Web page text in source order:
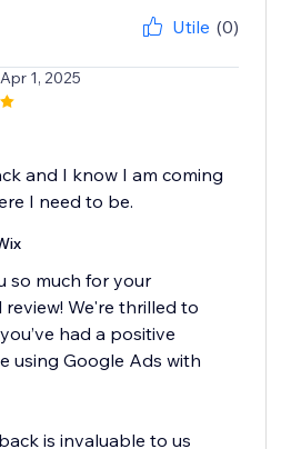
Utile (0)
1, 2025
and I know I am coming
I need to be.
so much for your
We're thrilled to
had a positive
using Google Ads with
is invaluable to us